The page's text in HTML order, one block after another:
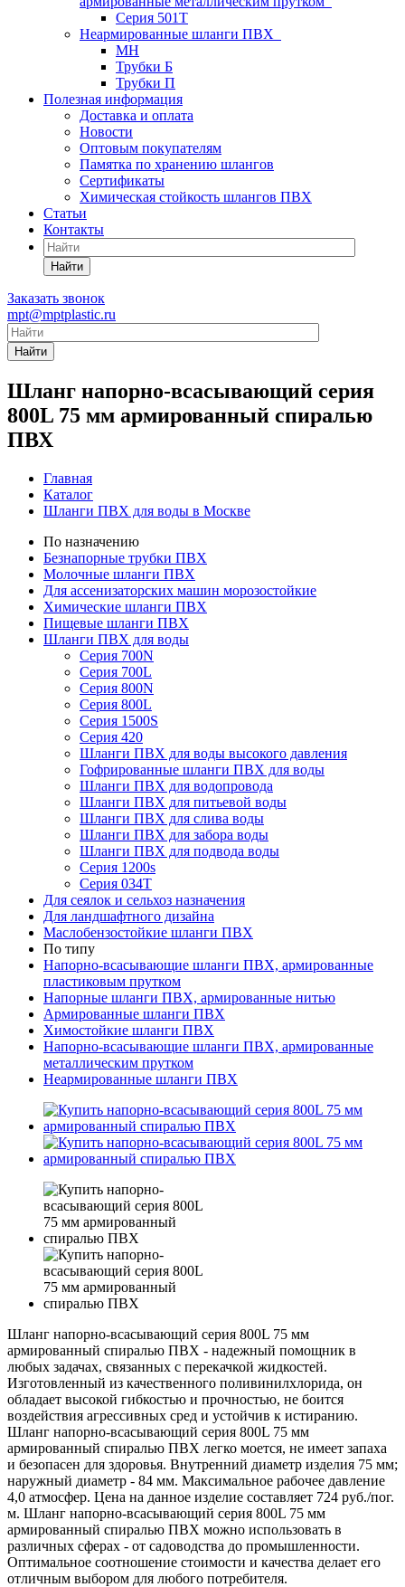
Серия 501T
Неармированные шланги ПВХ
МН
Трубки Б
Трубки П
Полезная информация
Доставка и оплата
Новости
Оптовым покупателям
Памятка по хранению шлангов
Сертификаты
Химическая стойкость шлангов ПВХ
Статьи
Контакты
Найти
Заказать звонок
mpt@mptplastic.ru
Найти
Шланг напорно-всасывающий серия
800L 75 мм армированный спиралью
ПВХ
Главная
Каталог
Шланги ПВХ для воды в Москве
По назначению
Безнапорные трубки ПВХ
Молочные шланги ПВХ
Для ассенизаторских машин морозостойкие
Химические шланги ПВХ
Пищевые шланги ПВХ
Шланги ПВХ для воды
Серия 700N
Серия 700L
Серия 800N
Серия 800L
Серия 1500S
Серия 420
Шланги ПВХ для воды высокого давления
Гофрированные шланги ПВХ для воды
Шланги ПВХ для водопровода
Шланги ПВХ для питьевой воды
Шланги ПВХ для слива воды
Шланги ПВХ для забора воды
Шланги ПВХ для подвода воды
Серия 1200s
Серия 034Т
Для сеялок и сельхоз назначения
Для ландшафтного дизайна
Маслобензостойкие шланги ПВХ
По типу
Напорно-всасывающие шланги ПВХ, армированные
пластиковым прутком
Напорные шланги ПВХ, армированные нитью
Армированные шланги ПВХ
Химостойкие шланги ПВХ
Напорно-всасывающие шланги ПВХ, армированные
металлическим прутком
Неармированные шланги ПВХ
Шланг напорно-всасывающий серия 800L 75 мм
армированный спиралью ПВХ - надежный помощник в
любых задачах, связанных с перекачкой жидкостей.
Изготовленный из качественного поливинилхлорида, он
обладает высокой гибкостью и прочностью, не боится
воздействия агрессивных сред и устойчив к истиранию.
Шланг напорно-всасывающий серия 800L 75 мм
армированный спиралью ПВХ легко моется, не имеет запаха
и безопасен для здоровья. Внутренний диаметр изделия 75 мм;
наружный диаметр - 84 мм. Максимальное рабочее давление
4,0 атмосфер. Цена на данное изделие составляет 724 руб./пог.
м. Шланг напорно-всасывающий серия 800L 75 мм
армированный спиралью ПВХ можно использовать в
различных сферах - от садоводства до промышленности.
Оптимальное соотношение стоимости и качества делает его
отличным выбором для любого потребителя.